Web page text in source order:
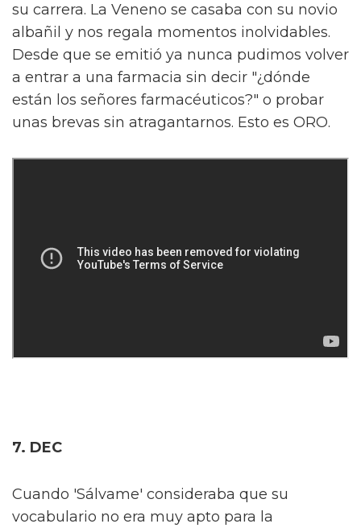
su carrera. La Veneno se casaba con su novio
albañil y nos regala momentos inolvidables.
Desde que se emitió ya nunca pudimos volver
a entrar a una farmacia sin decir "¿dónde
están los señores farmacéuticos?" o probar
unas brevas sin atragantarnos. Esto es ORO.
7. DEC
Cuando 'Sálvame' consideraba que su
vocabulario no era muy apto para la